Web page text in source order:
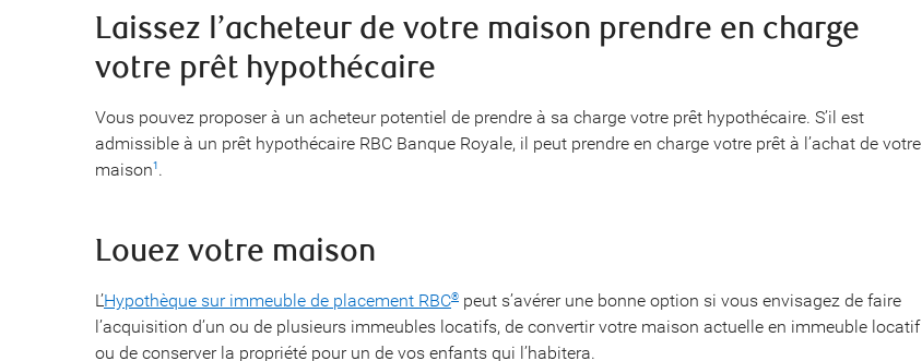
Laissez l’acheteur de votre maison prendre en charge
votre prêt hypothécaire
Vous pouvez proposer à un acheteur potentiel de prendre à sa charge votre prêt hypothécaire. S’il est
admissible à un prêt hypothécaire RBC Banque Royale, il peut prendre en charge votre prêt à l’achat de votre
maison1 .
Louez votre maison
L’Hypothèque sur immeuble de placement RBC® peut s’avérer une bonne option si vous envisagez de faire
l’acquisition d’un ou de plusieurs immeubles locatifs, de convertir votre maison actuelle en immeuble locatif
ou de conserver la propriété pour un de vos enfants qui l’habitera.